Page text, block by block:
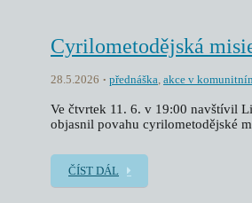
Cyrilometodějská
28.5.2026 přednáška, akce v
Ve čtvrtek 11. 6. v 19:00 navštívil
objasnil povahu cyrilometodějské
ČÍST DÁL